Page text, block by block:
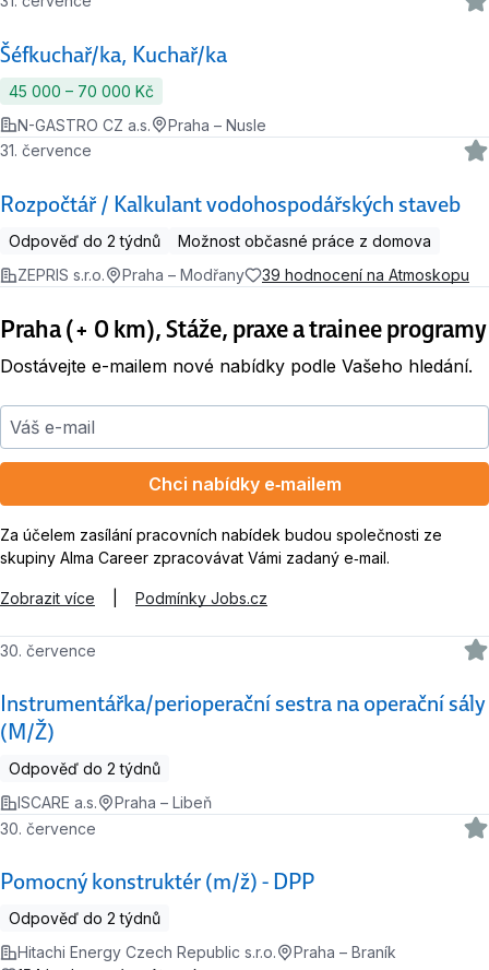
Šéfkuchař/ka, Kuchař/ka
45 000 ‍–‍ 70 000 Kč
N-GASTRO CZ a.s.
Praha – Nusle
Rozpočtář / Kalkulant vodohospodářských staveb
31. července
Odpověď do 2 týdnů
Možnost občasné práce z domova
ZEPRIS s.r.o.
Praha – Modřany 39 hodnocení na Atmoskopu
Praha (+ 0 km), Stáže, praxe a trainee programy
Dostávejte e-mailem nové nabídky podle Vašeho hledání.
Váš e-mail
Chci nabídky e‑mailem
Za účelem zasílání pracovních nabídek budou společnosti ze
skupiny Alma Career zpracovávat Vámi zadaný e‑mail.
Zobrazit více Podmínky Jobs.cz
Instrumentářka/perioperační sestra na operační sály
(M/Ž)
30. července
Odpověď do 2 týdnů
ISCARE a.s.
Praha – Libeň
Pomocný konstruktér (m/ž) - DPP
30. července
Odpověď do 2 týdnů
Hitachi Energy Czech Republic s.r.o.
Praha – Braník